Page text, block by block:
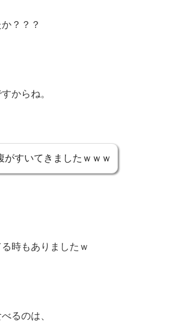
？？？
からね。
がすいてきましたｗｗｗ
時もありましたｗ
るのは、